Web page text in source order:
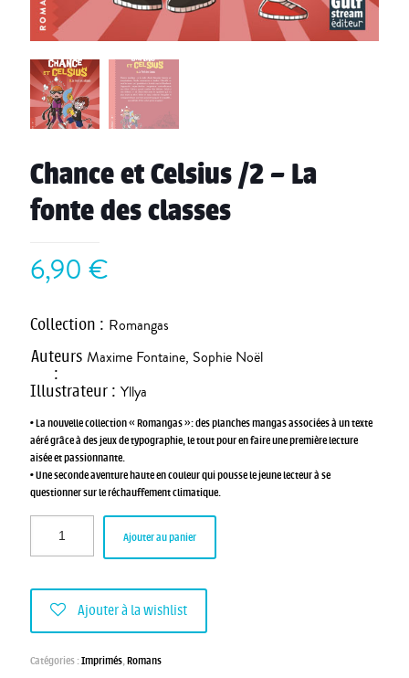
Chance et Celsius /2 – La
fonte des classes
6,90 €
Collection : Romangas
Auteurs
:
Maxime Fontaine, Sophie Noël
Illustrateur : Yllya
• La nouvelle collection « Romangas »: des planches mangas associées à un texte
aéré grâce à des jeux de typographie, le tout pour en faire une première lecture
aisée et passionnante.
• Une seconde aventure haute en couleur qui pousse le jeune lecteur à se
questionner sur le réchauffement climatique.
Ajouter au panier
Ajouter à la wishlist
Catégories :Imprimés,Romans